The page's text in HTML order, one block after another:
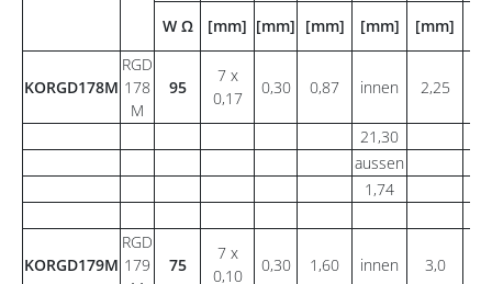
W Ω [mm] [mm] [mm] [mm] [mm]
KORGD178M
RGD
178
M
95
7 x
0,17
0,30 0,87 innen 2,25
21,30
aussen
1,74
KORGD179M
RGD
179
75
7 x
0,10
0,30 1,60 innen 3,0